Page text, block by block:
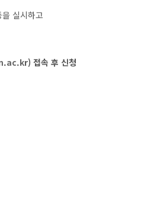
실시하고
r) 접속 후 신청